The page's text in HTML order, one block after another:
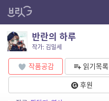
반란의 하루
작가: 김밀세
작품공감 읽기목록
후원